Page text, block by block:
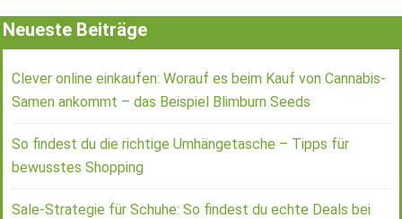
Neueste Beiträge
Clever online einkaufen: Worauf es beim Kauf von Cannabis-
Samen ankommt – das Beispiel Blimburn Seeds
So findest du die richtige Umhängetasche – Tipps für
bewusstes Shopping
Sale-Strategie für Schuhe: So findest du echte Deals bei